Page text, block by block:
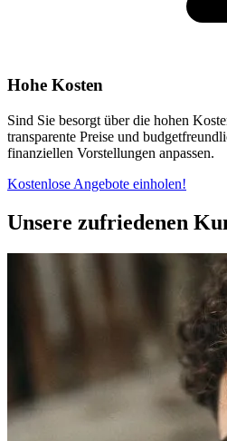
Hohe Kosten
Sind Sie besorgt über die hohen
transparente Preise und
finanziellen Vorstellungen anpassen.
Kostenlose Angebote einholen!
Unsere zufriedenen